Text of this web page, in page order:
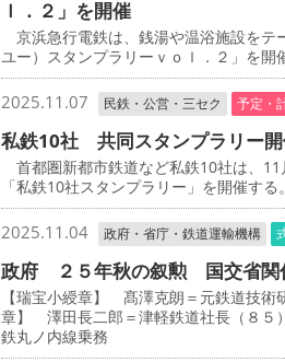
ｌ．２」を開催
京浜急行電鉄は、銭湯や温浴施設を
ユー）スタンプラリーｖｏｌ．２」を開
2025.11.07 民鉄・公営・三セク 予定・
私鉄10社 共同スタンプラリー
首都圏新都市鉄道など私鉄10社は、
「私鉄10社スタンプラリー」を開催する。
2025.11.04 政府・省庁・鉄道運輸機構
政府 ２５年秋の叙勲 国交省
【瑞宝小綬章】 髙澤克朗＝元鉄道技
章】 澤田長二郎＝津軽鉄道社長（８
鉄丸ノ内線乗務